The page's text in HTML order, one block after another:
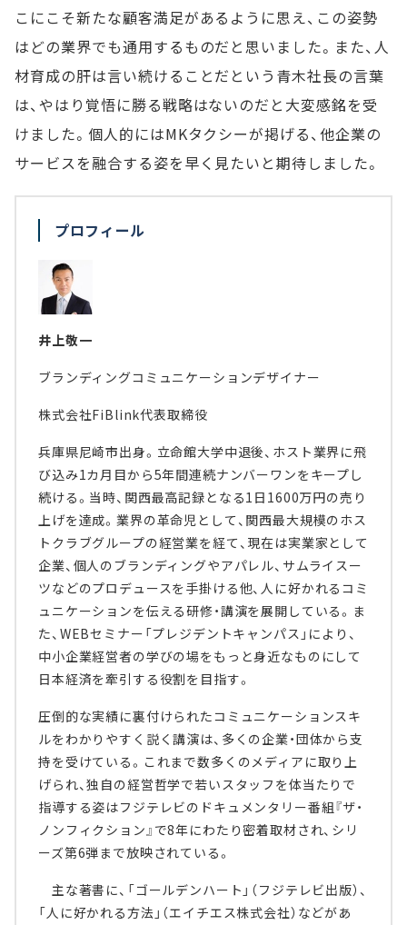
こにこそ新たな顧客満足があるように思え、この姿勢
はどの業界でも通用するものだと思いました。また、人
材育成の肝は言い続けることだという青木社長の言葉
は、やはり覚悟に勝る戦略はないのだと大変感銘を受
けました。個人的にはMKタクシーが掲げる、他企業の
サービスを融合する姿を早く見たいと期待しました。
プロフィール
井上敬一
ブランディングコミュニケーションデザイナー
株式会社FiBlink代表取締役
兵庫県尼崎市出身。立命館大学中退後、ホスト業界に飛
び込み1カ月目から5年間連続ナンバーワンをキープし
続ける。当時、関西最高記録となる1日1600万円の売り
上げを達成。業界の革命児として、関西最大規模のホス
トクラブグループの経営業を経て、現在は実業家として
企業、個人のブランディングやアパレル、サムライスー
ツなどのプロデュースを手掛ける他、人に好かれるコミ
ュニケーションを伝える研修・講演を展開している。ま
た、WEBセミナー「プレジデントキャンパス」により、
中小企業経営者の学びの場をもっと身近なものにして
日本経済を牽引する役割を目指す。
圧倒的な実績に裏付けられたコミュニケーションスキ
ルをわかりやすく説く講演は、多くの企業・団体から支
持を受けている。これまで数多くのメディアに取り上
げられ、独自の経営哲学で若いスタッフを体当たりで
指導する姿はフジテレビのドキュメンタリー番組『ザ・
ノンフィクション』で8年にわたり密着取材され、シリ
ーズ第6弾まで放映されている。
主な著書に、「ゴールデンハート」（フジテレビ出版）、
「人に好かれる方法」（エイチエス株式会社）などがあ